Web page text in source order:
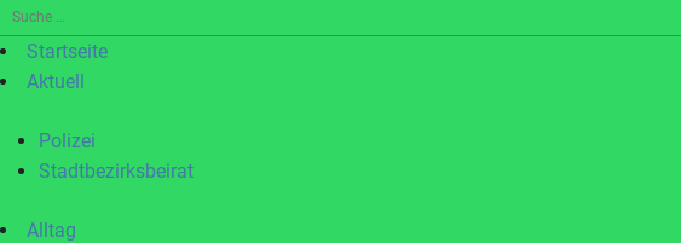
Suche
nach:Startseite
Aktuell
Polizei
Stadtbezirksbeirat
Alltag